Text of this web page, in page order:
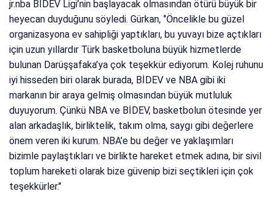
jr.nba BİDEV Ligi’nin başlayacak olmasından ötürü büyük bir
heyecan duyduğunu söyledi. Gürkan, ‘’Öncelikle bu güzel
organizasyona ev sahipliği yaptıkları, bu yuvayı bize açtıkları
için uzun yıllardır Türk basketboluna büyük hizmetlerde
bulunan Darüşşafaka’ya çok teşekkür ediyorum. Kolej ruhunu
iyi hisseden biri olarak burada, BİDEV ve NBA gibi iki
markanın bir araya gelmiş olmasından büyük mutluluk
duyuyorum. Çünkü NBA ve BİDEV, basketbolun ötesinde yer
alan arkadaşlık, birliktelik, takım olma, saygı gibi değerlere
önem veren iki kurum. NBA’e bu değer ve yaklaşımları
bizimle paylaştıkları ve birlikte hareket etmek adına, bir sivil
toplum hareketi olarak bize güvenip bizi seçtikleri için çok
teşekkürler.’’